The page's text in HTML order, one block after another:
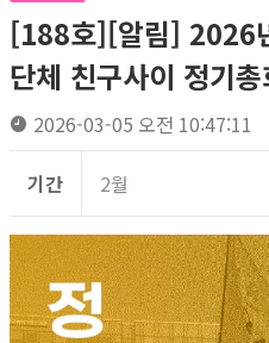
[188호][알림] 2026
단체 친구사이 정기
2026-03-05 오전 10:47:11
기간 2월